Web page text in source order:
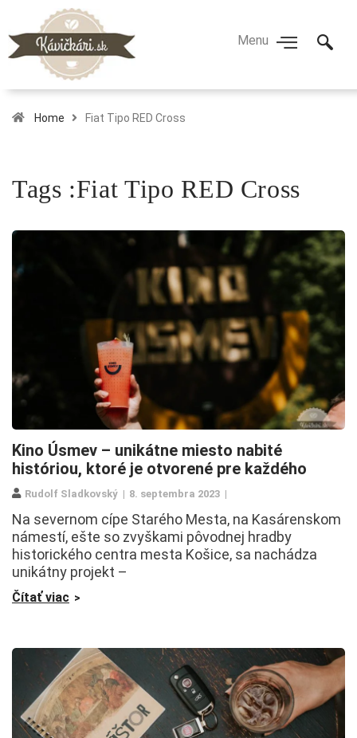
Home Fiat Tipo RED Cross
Tags :Fiat Tipo RED Cross
Kino Úsmev – unikátne miesto nabité
históriou, ktoré je otvorené pre každého
Rudolf Sladkovský 8. septembra 2023
Na severnom cípe Starého Mesta, na Kasárenskom
námestí, ešte so zvyškami pôvodnej hradby
historického centra mesta Košice, sa nachádza
unikátny projekt –
Čítať viac